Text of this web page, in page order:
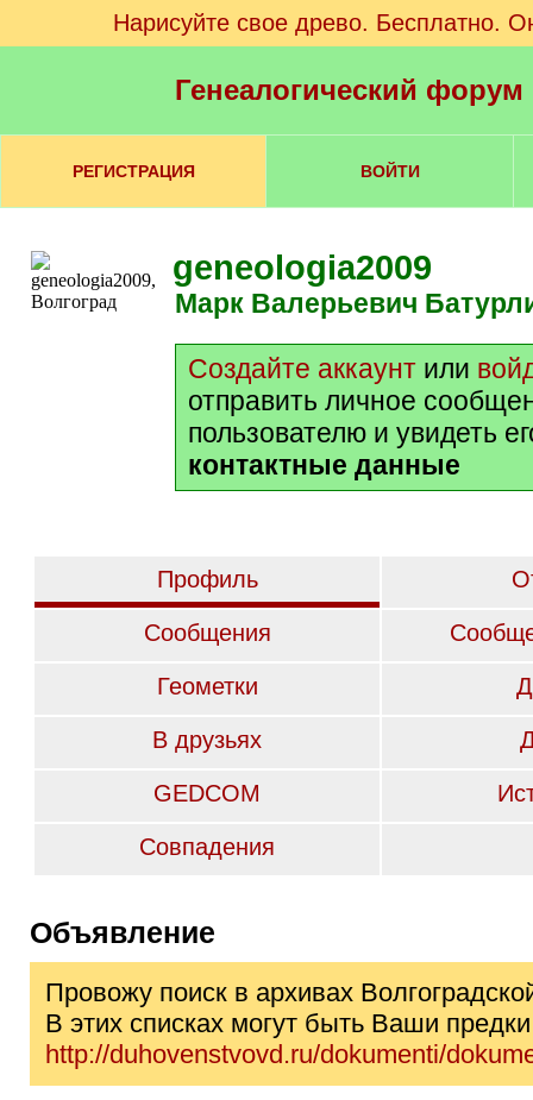
Нарисуйте свое древо. Бесплатно.
Генеалогический
РЕГИСТРАЦИЯ ВОЙТИ
geneologia2009
Марк Валерьевич
Создайте аккаунт или
отправить личное
пользователю и увидеть
контактные данные
Профиль
Сообщения
Геометки
В друзьях
GEDCOM
Совпадения
Объявление
Провожу поиск в архивах
В этих списках могут быть Ваши предки
http://duhovenstvovd.ru/dokumenti/